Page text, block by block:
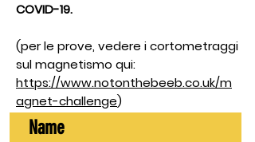
COVID-19.
​(per le prove, vedere i cortometraggi
sul magnetismo qui:
https://www.notonthebeeb.co.uk/m
agnet-challenge)